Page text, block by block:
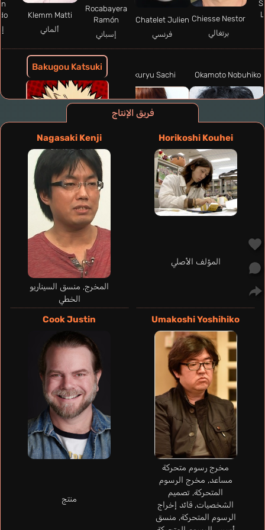
فريق الإنتاج
Horikoshi Kouhei
المؤلف الأصلي
Nagasaki Kenji
المخرج, منسق السيناريو
الخطي
Umakoshi Yoshihiko
مخرج رسوم متحركة
مساعد, مخرج الرسوم
المتحركة, تصميم
الشخصيات, قائد إخراج
الرسوم المتحركة, منسق
Cook Justin
منتج
Chiesse Nestor
برتغالي
Chatelet Julien
فرنسي
Rocabayera
Ramón
إسباني
Klemm Matti
ألماني
Bakugou Katsuki
Okamoto Nobuhiko
Kokuryu Sachi
Lucindo Fábio
برتغالي
برتغالي
Rausenberger
Zwetkow
Doreaux
Iida Tenya
Ishikawa Kaito